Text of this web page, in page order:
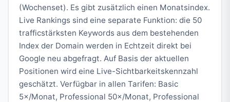
(Wochenset). Es gibt zusätzlich einen Monatsindex.
Live Rankings sind eine separate Funktion: die 50
trafficstärksten Keywords aus dem bestehenden
Index der Domain werden in Echtzeit direkt bei
Google neu abgefragt. Auf Basis der aktuellen
Positionen wird eine Live-Sichtbarkeitskennzahl
geschätzt. Verfügbar in allen Tarifen: Basic
5×/Monat, Professional 50×/Monat, Professional